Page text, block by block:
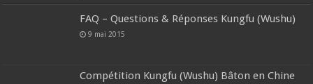
FAQ – Questions & Réponses Kungfu (Wushu)
9 mai 2015
Compétition Kungfu (Wushu) Bâton en Chine